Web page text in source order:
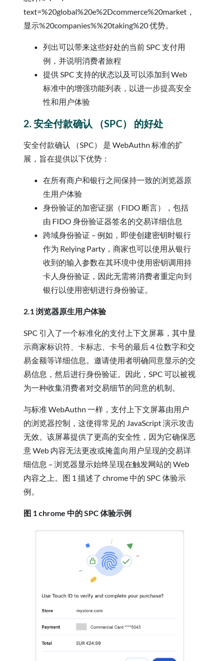
text=%20global%20e%2Dcommerce%20market，
显示%20companies%%20taking%20 优势。
列出可以带来这些好处的当前 SPC 支付用
例，并说明消费者旅程
提供 SPC 支持的状态以及可以添加到 Web
标准中的增强功能列表，以进一步提高安全
性和用户体验
2. 安全付款确认 （SPC） 的好处
安全付款确认 （SPC） 是 WebAuthn 标准的扩
展，旨在提供以下优势：
在所有商户和银行之间保持一致的浏览器原
生用户体验
身份验证的加密证据（FIDO 断言），包括
由 FIDO 身份验证器签名的交易详细信息
跨域身份验证 – 例如，即使创建密钥时银行
作为 Relying Party，商家也可以使用从银行
收到的输入参数在其环境中使用密钥调用持
卡人身份验证，因此无需将消费者重定向到
银行以使用密钥进行身份验证。
2.1 浏览器原生用户体验
SPC 引入了一个标准化的支付上下文屏幕，其中显
示商家标识符、卡标志、卡号的最后 4 位数字和交
易金额等详细信息。邀请使用者明确同意显示的交
易信息，然后进行身份验证。因此，SPC 可以被视
为一种收集消费者对交易细节的同意的机制。
与标准 WebAuthn 一样，支付上下文屏幕由用户
的浏览器控制，这使得常见的 JavaScript 演示攻击
无效。该屏幕提供了更高的安全性，因为它确保恶
意 Web 内容无法更改或掩盖向用户呈现的交易详
细信息 – 浏览器显示始终呈现在触发网站的 Web
内容之上。图 1 描述了 chrome 中的 SPC 体验示
例。
图 1chrome 中的 SPC 体验示例